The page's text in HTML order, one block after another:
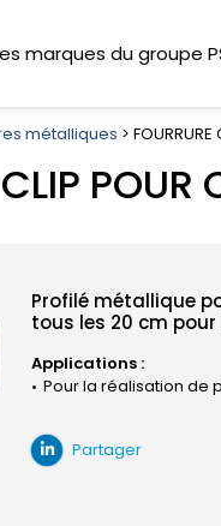
marques du groupe
métalliques > FOURRURE
POUR
Profilé métallique
tous les 20 cm
Applications :
Pour la réalisation de
Partager